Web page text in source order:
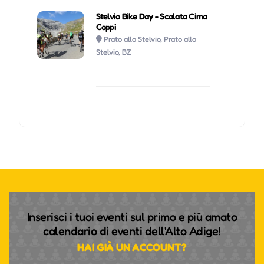
Stelvio Bike Day - Scalata Cima
Coppi
Prato allo Stelvio, Prato allo
Stelvio, BZ
Inserisci i tuoi eventi sul primo e più amato
calendario di eventi dell'Alto Adige!
HAI GIÀ UN ACCOUNT?